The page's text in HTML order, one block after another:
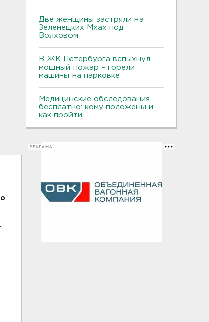
Две женщины застряли на
Зеленецких Мхах под
Волховом
В ЖК Петербурга вспыхнул
мощный пожар – горели
машины на парковке
Медицинские обследования
бесплатно: кому положены и
как пройти
РЕКЛАМА